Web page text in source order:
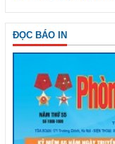
ĐỌC BÁO IN